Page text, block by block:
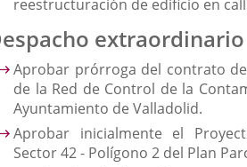
reestructuración de edificio en
extraordinario
Aprobar prórroga del contrato
de la Red de Control de la
Ayuntamiento de Valladolid.
Aprobar inicialmente el
Sector 42 - Polígono 2 del Plan